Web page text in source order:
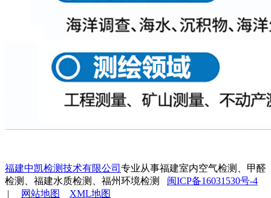
福建中凯检测技术有限公司 专业从事福建室内空气检测、甲醛
检测、福建水质检测、福州环境检测 闽ICP备16031530号-4
|
网站地图 XML地图